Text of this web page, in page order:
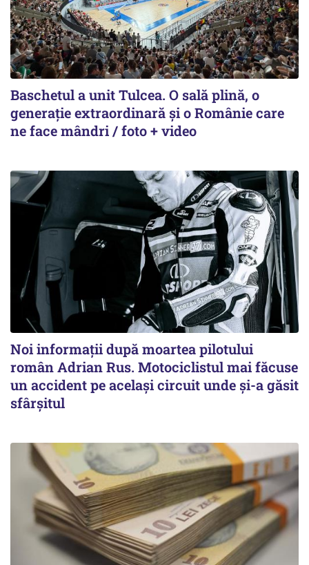
Baschetul a unit Tulcea. O sală plină, o
generație extraordinară și o Românie care
ne face mândri / foto + video
Noi informații după moartea pilotului
român Adrian Rus. Motociclistul mai făcuse
un accident pe același circuit unde și-a găsit
sfârșitul